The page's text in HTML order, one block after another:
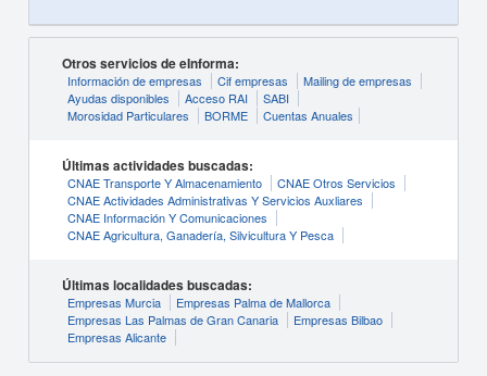
Otros servicios de eInforma:
Información de empresas Cif empresas
Mailing de empresas
Ayudas disponibles
Acceso RAI
SABI
Morosidad Particulares
BORME Cuentas Anuales
Últimas actividades buscadas:
CNAE Transporte Y Almacenamiento
CNAE Otros Servicios
CNAE Actividades Administrativas Y Servicios Auxliares
CNAE Información Y Comunicaciones
CNAE Agricultura, Ganadería, Silvicultura Y Pesca
Últimas localidades buscadas:
Empresas Murcia
Empresas Palma de Mallorca
Empresas Las Palmas de Gran Canaria
Empresas Bilbao
Empresas Alicante